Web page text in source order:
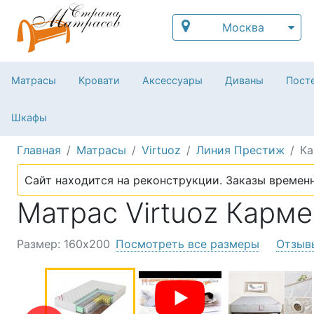
Москва
Матрасы Кровати Аксессуары Диваны
Шкафы
Главная Матрасы Virtuoz Линия Престиж
Сайт находится на реконструкции. Заказы
Матрас Virtuoz
Размер: 160х200 Посмотреть все размеры